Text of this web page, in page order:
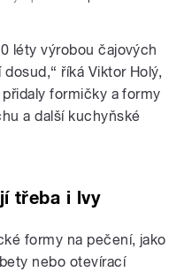
léty výrobou čajových
říká Viktor Holý,
formičky a formy
a další kuchyňské
třeba i lvy
formy na pečení, jako
nebo otevírací